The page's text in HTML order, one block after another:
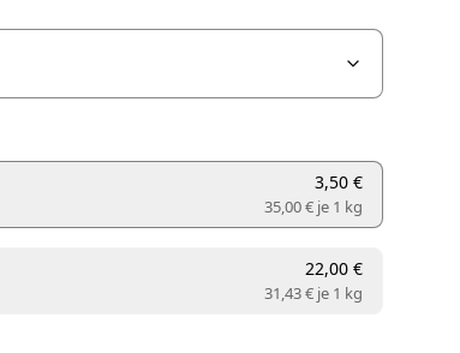
3,50 €
35,00 € je1 kg
22,00 €
31,43 € je1 kg